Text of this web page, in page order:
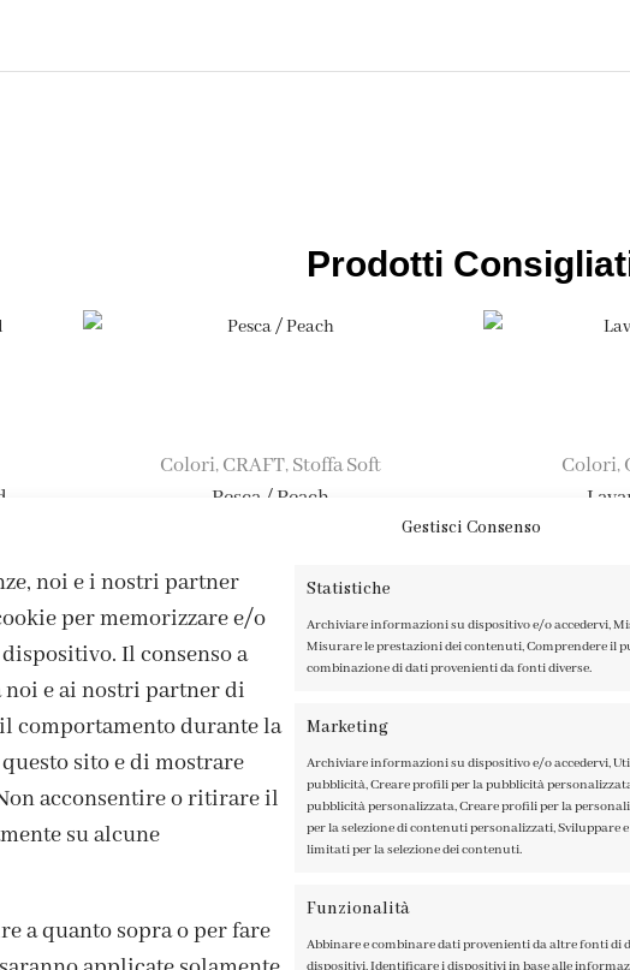
Gestisci Consenso
noi e i nostri partner
per memorizzare e/o
Il consenso a
noi e ai nostri partner di
comportamento durante la
sito e di mostrare
acconsentire o ritirare il
su alcune
a quanto sopra o per fare
Statistiche
Archiviare informazioni su dispositivo e/o accedervi,
Misurare le prestazioni dei contenuti, Comprendere il
combinazione di dati provenienti da fonti diverse.
Marketing
Archiviare informazioni su dispositivo e/o accedervi,
pubblicità, Creare profili per la pubblicità
pubblicità personalizzata, Creare profili per la
per la selezione di contenuti personalizzati, Sviluppare
limitati per la selezione dei contenuti.
Funzionalità
Abbinare e combinare dati provenienti da altre fonti di
dispositivi, Identificare i dispositivi in base alle
Prodotti
Colori, CRAFT, Stoffa Soft
Pesca / Peach
Colori,
ISCRIVITI ALLA NEWSLETTER